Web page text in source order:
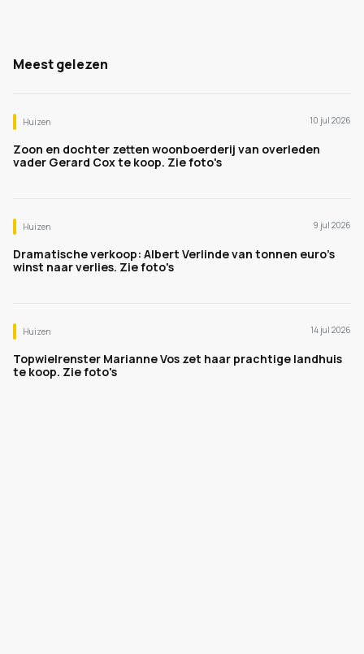
Meest gelezen
Huizen 10 jul 2026
Zoon en dochter zetten woonboerderij van overleden
vader Gerard Cox te koop. Zie foto's
Huizen 9 jul 2026
Dramatische verkoop: Albert Verlinde van tonnen euro's
winst naar verlies. Zie foto's
Huizen 14 jul 2026
Topwielrenster Marianne Vos zet haar prachtige landhuis
te koop. Zie foto's